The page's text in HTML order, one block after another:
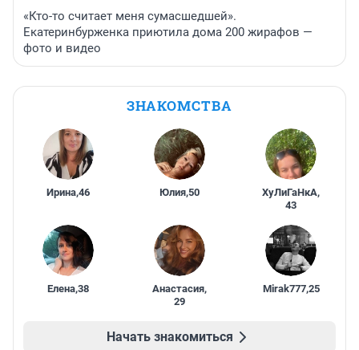
«Кто-то считает меня сумасшедшей».
Екатеринбурженка приютила дома 200 жирафов —
фото и видео
ЗНАКОМСТВА
Ирина,46 Юлия,50 ХуЛиГаНкА,
43
Елена,38 Анастасия,
29
Mirak777,25
Начать знакомиться